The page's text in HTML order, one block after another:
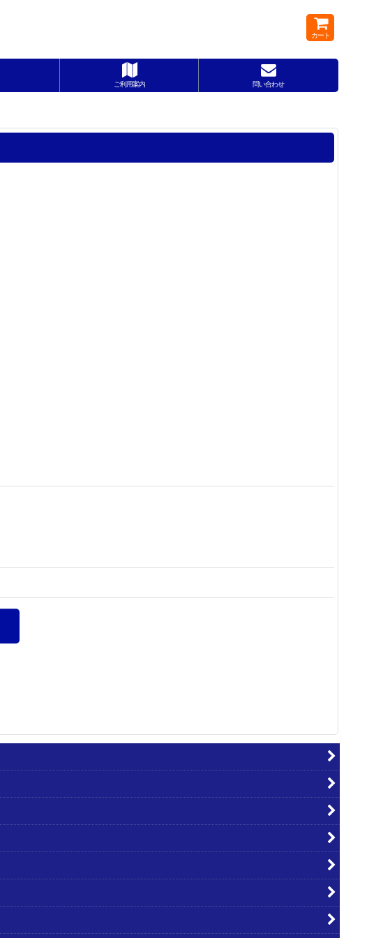
カート
ご利用案内 問い合わせ